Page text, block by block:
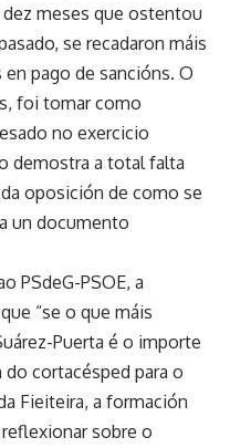
dez meses que ostentou
se recadaron máis
pago de sancións. O
foi tomar como
no exercicio
demostra a total falta
oposición de como se
un documento
PSdeG-PSOE, a
“se o que máis
Puerta é o importe
do cortacésped para o
Fieiteira, a formación
sobre o